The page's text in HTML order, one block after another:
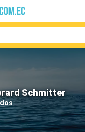
Schmitter